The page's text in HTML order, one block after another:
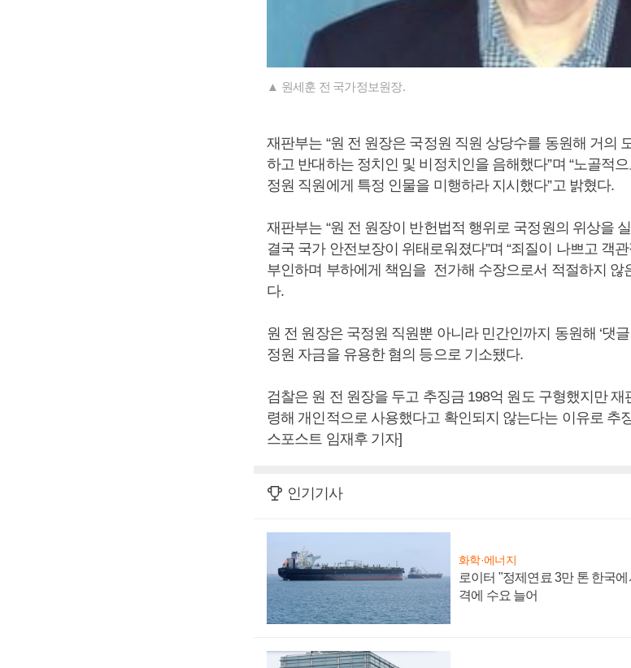
▲ 원세훈 전 국가정보원장.
재판부는 “원 전 원장은 국정원 직원 상당수를 동원해 거의
하고 반대하는 정치인 및 비정치인을 음해했다”며 “노골적
정원 직원에게 특정 인물을 미행하라 지시했다”고 밝혔다.
재판부는 “원 전 원장이 반헌법적 행위로 국정원의 위상을
결국 국가 안전보장이 위태로워졌다”며 “죄질이 나쁘고 객
부인하며 부하에게 책임을 전가해 수장으로서 적절하지 않
다.
원 전 원장은 국정원 직원뿐 아니라 민간인까지 동원해 ‘댓
정원 자금을 유용한 혐의 등으로 기소됐다.
검찰은 원 전 원장을 두고 추징금 198억 원도 구형했지만
령해 개인적으로 사용했다고 확인되지 않는다는 이유로 추
스포스트 임재후 기자]
인기기사
화학·에너지
로이터 "정제연료 3만 톤 한국
격에 수요 늘어